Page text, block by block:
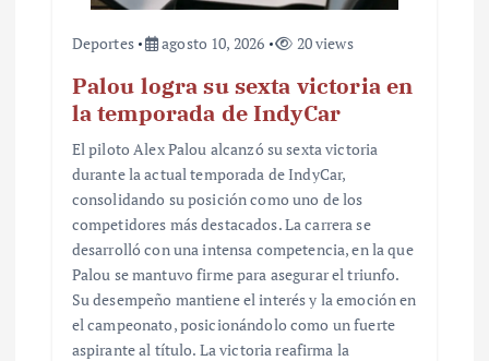
Deportes agosto 10, 2026 20 views
Palou logra su sexta victoria en
la temporada de IndyCar
El piloto Alex Palou alcanzó su sexta victoria
durante la actual temporada de IndyCar,
consolidando su posición como uno de los
competidores más destacados. La carrera se
desarrolló con una intensa competencia, en la que
Palou se mantuvo firme para asegurar el triunfo.
Su desempeño mantiene el interés y la emoción en
el campeonato, posicionándolo como un fuerte
aspirante al título. La victoria reafirma la